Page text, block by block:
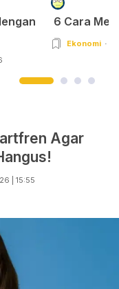
6 Cara
Ekonomi
Agar
| 15:55